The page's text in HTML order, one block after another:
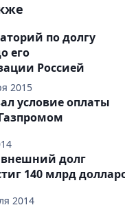
2015
по долгу
его
Россией
условие оплаты
2014
долг
140 млрд